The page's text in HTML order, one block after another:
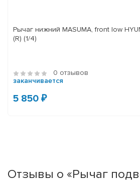
Рычаг нижний MASUMA, front low HYUNDAI SONATA 10-14
(R) (1/4)
0 отзывов
заканчивается
5 850 ₽
Отзывы о «Рычаг